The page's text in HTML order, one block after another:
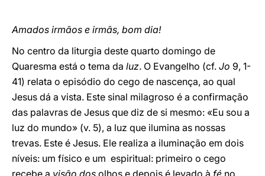
Amados irmãos e irmãs, bom dia!
No centro da liturgia deste quarto domingo de
Quaresma está o tema da luz. O Evangelho (cf. Jo 9, 1-
41) relata o episódio do cego de nascença, ao qual
Jesus dá a vista. Este sinal milagroso é a confirmação
das palavras de Jesus que diz de si mesmo: «Eu sou a
luz do mundo» (v. 5), a luz que ilumina as nossas
trevas. Este é Jesus. Ele realiza a iluminação em dois
níveis: um físico e um espiritual: primeiro o cego
recebe a visão dos olhos e depois é levado à fé no